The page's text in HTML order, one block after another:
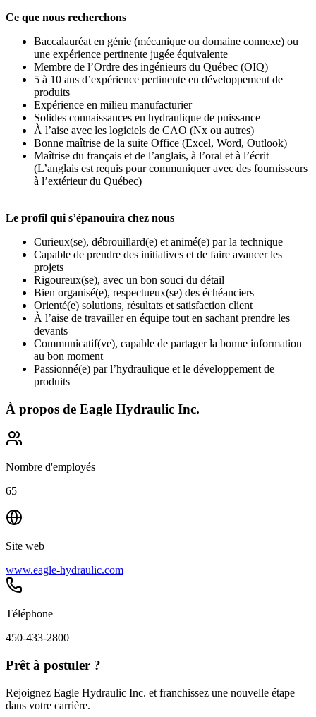
Ce que nous recherchons
Baccalauréat en génie (mécanique ou domaine connexe) ou
une expérience pertinente jugée équivalente
Membre de l’Ordre des ingénieurs du Québec (OIQ)
5 à 10 ans d’expérience pertinente en développement de
produits
Expérience en milieu manufacturier
Solides connaissances en hydraulique de puissance
À l’aise avec les logiciels de CAO (Nx ou autres)
Bonne maîtrise de la suite Office (Excel, Word, Outlook)
Maîtrise du français et de l’anglais, à l’oral et à l’écrit
(L’anglais est requis pour communiquer avec des fournisseurs
à l’extérieur du Québec)
Le profil qui s’épanouira chez nous
Curieux(se), débrouillard(e) et animé(e) par la technique
Capable de prendre des initiatives et de faire avancer les
projets
Rigoureux(se), avec un bon souci du détail
Bien organisé(e), respectueux(se) des échéanciers
Orienté(e) solutions, résultats et satisfaction client
À l’aise de travailler en équipe tout en sachant prendre les
devants
Communicatif(ve), capable de partager la bonne information
au bon moment
Passionné(e) par l’hydraulique et le développement de
produits
À propos de Eagle Hydraulic Inc.
Nombre d'employés
65
Site web
www.eagle-hydraulic.com
Téléphone
450-433-2800
Prêt à postuler ?
Rejoignez Eagle Hydraulic Inc. et franchissez une nouvelle étape
dans votre carrière.